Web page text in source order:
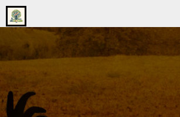
Go
to
home
page
onsgrotegezin.nl